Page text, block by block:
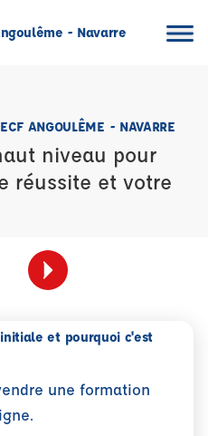
- Navarre
ANGOULÊME - NAVARRE
niveau pour
réussite et votre
et pourquoi c'est
une formation